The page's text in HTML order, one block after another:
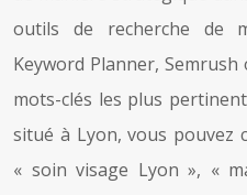
outils de recherche de
Keyword Planner,
mots-clés les plus
situé à Lyon, vous pouvez
« soin visage Lyon », «